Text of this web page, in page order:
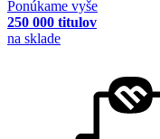
Ponúkame vyše
250 000 titulov
na sklade